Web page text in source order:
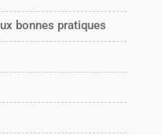
bonnes pratiques